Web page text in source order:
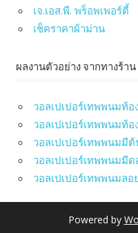
เจ.เอส.พี. พร็อพเพอร์ตี้
เช็คราคาผ้าม่าน
ผลงานตัวอย่าง จากทางร้าน
วอลเปเปอร์เทพพนมท้อ
วอลเปเปอร์เทพพนมท้
วอลเปเปอร์เทพพนมมี
วอลเปเปอร์เทพพนมมี
วอลเปเปอร์เทพพนมล
Powered by